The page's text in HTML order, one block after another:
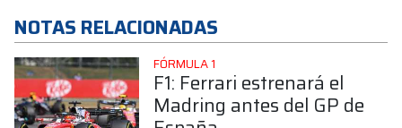
NOTAS RELACIONADAS
FÓRMULA 1
F1: Ferrari estrenará el
Madring antes del GP de